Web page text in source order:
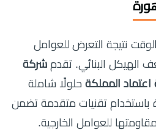
نتيجة التعرض للعوامل
الهيكل البنائي. تقدم شركة
المملكة حلولًا شاملة
باستخدام تقنيات متقدمة تضمن
للعوامل الخارجية.